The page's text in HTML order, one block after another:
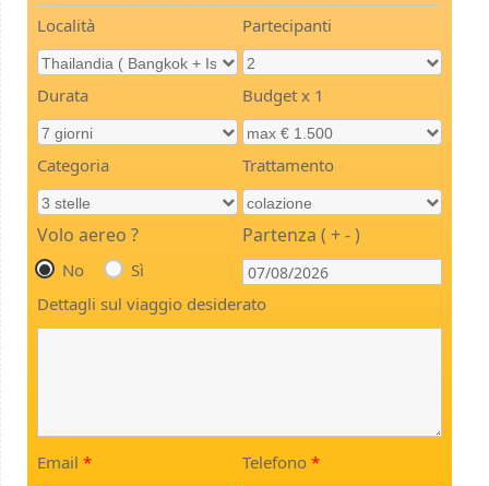
Località Partecipanti
Durata Budget x 1
Categoria Trattamento
Volo aereo ?
No Sì
Partenza ( + - )
Dettagli sul viaggio desiderato
Email * Telefono *